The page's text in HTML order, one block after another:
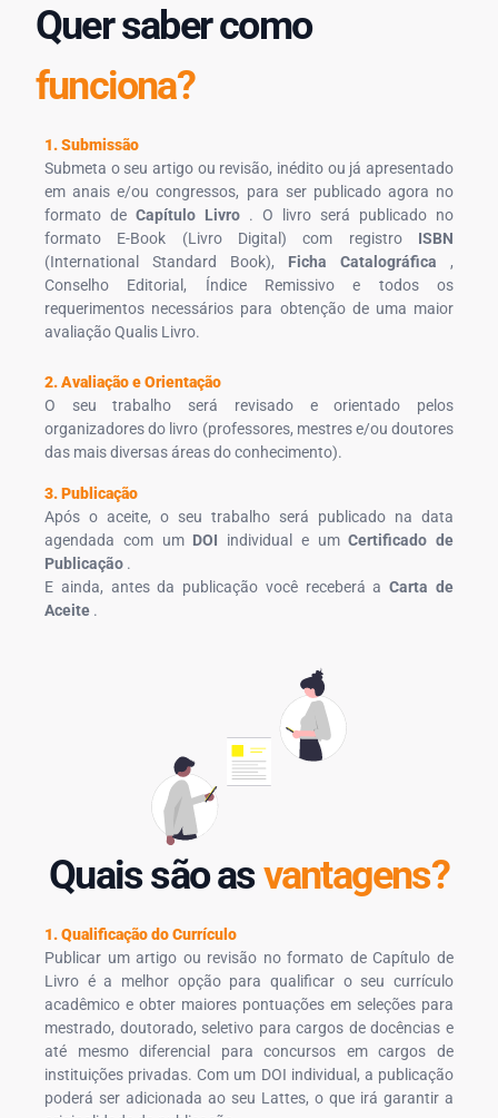
Quer saber como
funciona?
1. Submissão
Submeta o seu artigo ou revisão, inédito ou já apresentado
em anais e/ou congressos, para ser publicado agora no
formato de Capítulo Livro . O livro será publicado no
formato E-Book (Livro Digital) com registro ISBN
(International Standard Book), Ficha Catalográfica ,
Conselho Editorial, Índice Remissivo e todos os
requerimentos necessários para obtenção de uma maior
avaliação Qualis Livro.
2. Avaliação e Orientação
O seu trabalho será revisado e orientado pelos
organizadores do livro (professores, mestres e/ou doutores
das mais diversas áreas do conhecimento).
3. Publicação
Após o aceite, o seu trabalho será publicado na data
agendada com um DOI individual e umCertificado de
Publicação .
E ainda, antes da publicação você receberá aCarta de
Aceite .
Quais são asvantagens?
1. Qualificação do Currículo
Publicar um artigo ou revisão no formato de Capítulo de
Livro é a melhor opção para qualificar o seu currículo
acadêmico e obter maiores pontuações em seleções para
mestrado, doutorado, seletivo para cargos de docências e
até mesmo diferencial para concursos em cargos de
instituições privadas. Com um DOI individual, a publicação
poderá ser adicionada ao seu Lattes, o que irá garantir a